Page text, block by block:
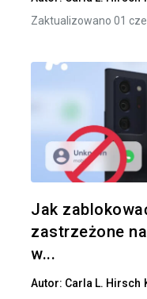
Zaktualizowano 01
Jak
zastrzeżone
w...
Autor: Carla L. Hirsch